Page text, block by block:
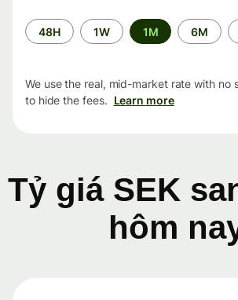
Time
period
48H 1W 1M 6M
We use the real, mid-market rate with no
to hide the fees. Learn more
Tỷ giá SEK
hôm